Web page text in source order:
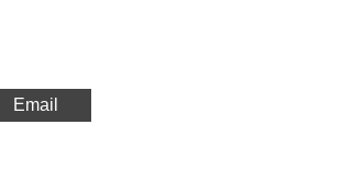
Email